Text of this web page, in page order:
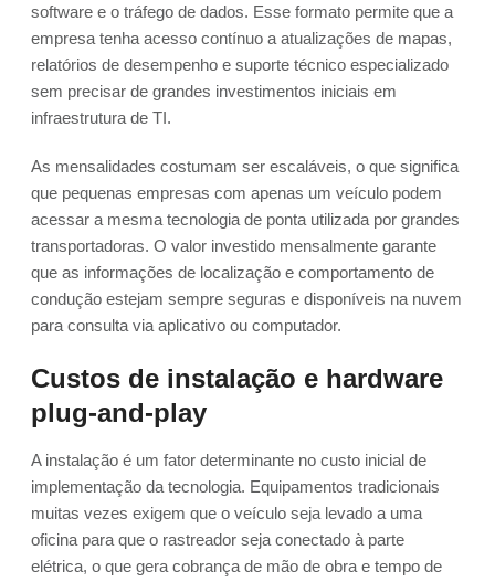
software e o tráfego de dados. Esse formato permite que a
empresa tenha acesso contínuo a atualizações de mapas,
relatórios de desempenho e suporte técnico especializado
sem precisar de grandes investimentos iniciais em
infraestrutura de TI.
As mensalidades costumam ser escaláveis, o que significa
que pequenas empresas com apenas um veículo podem
acessar a mesma tecnologia de ponta utilizada por grandes
transportadoras. O valor investido mensalmente garante
que as informações de localização e comportamento de
condução estejam sempre seguras e disponíveis na nuvem
para consulta via aplicativo ou computador.
Custos de instalação e hardware
plug-and-play
A instalação é um fator determinante no custo inicial de
implementação da tecnologia. Equipamentos tradicionais
muitas vezes exigem que o veículo seja levado a uma
oficina para que o rastreador seja conectado à parte
elétrica, o que gera cobrança de mão de obra e tempo de